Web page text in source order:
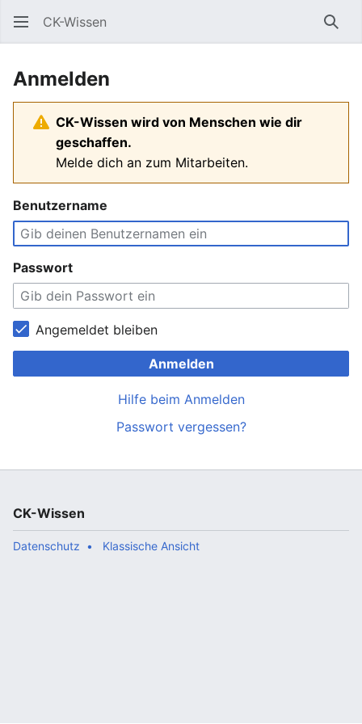
CK-Wissen
Anmelden
CK-Wissen wird von Menschen wie dir
geschaffen.
Melde dich an zum Mitarbeiten.
Benutzername
Passwort
Angemeldet bleiben
Anmelden
Hilfe beim Anmelden
Passwort vergessen?
CK-Wissen
Datenschutz Klassische Ansicht